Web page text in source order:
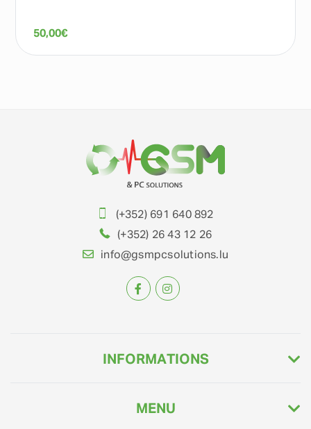
50,00€
(+352) 691 640 892
(+352) 26 43 12 26
info@gsmpcsolutions.lu
INFORMATIONS
MENU